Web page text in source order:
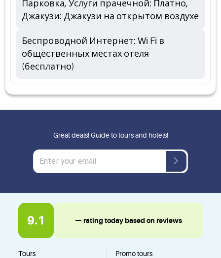
Парковка, Услуги прачечной: Платно,
Джакузи: Джакузи на открытом воздухе
Беспроводной Интернет: Wi Fi в
общественных местах отеля
(бесплатно)
9.1 — rating today based on reviews
Tours
Promo tours
Great deals! Guide to tours and hotels!